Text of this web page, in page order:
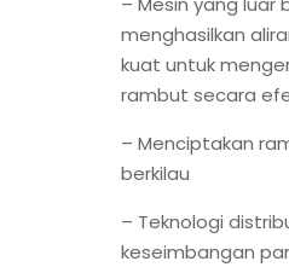
menghasilkan
kuat untuk
rambut secara
– Menciptakan
berkilau
– Teknologi
keseimbangan